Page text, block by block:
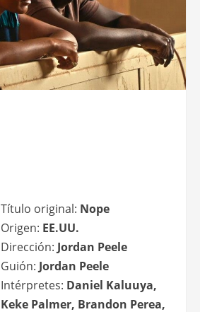
Título original: Nope
Origen: EE.UU.
Dirección: Jordan Peele
Guión: Jordan Peele
Intérpretes: Daniel Kaluuya,
Keke Palmer, Brandon Perea,